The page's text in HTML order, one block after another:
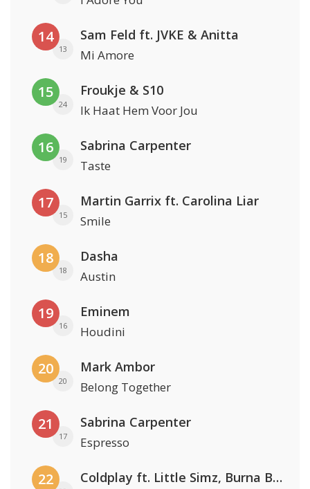
14
13
Sam Feld ft. JVKE & Anitta
Mi Amore
15
24
Froukje & S10
Ik Haat Hem Voor Jou
16
19
Sabrina Carpenter
Taste
17
15
Martin Garrix ft. Carolina Liar
Smile
18
18
Dasha
Austin
19
16
Eminem
Houdini
20
20
Mark Ambor
Belong Together
21
17
Sabrina Carpenter
Espresso
22 Coldplay ft. Little Simz, Burna Boy, Elyanna & Tini